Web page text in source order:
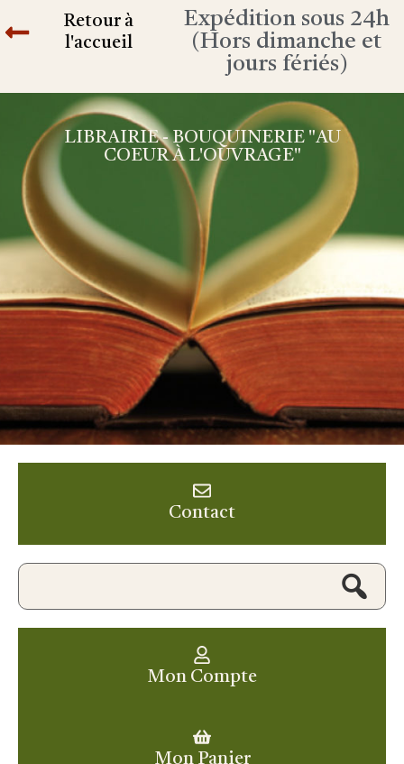
Retour à
l'accueil
Expédition sous 24h
(Hors dimanche et
jours fériés)
LIBRAIRIE - BOUQUINERIE "AU
COEUR À L'OUVRAGE"
Contact
Mon Compte
Mon Panier